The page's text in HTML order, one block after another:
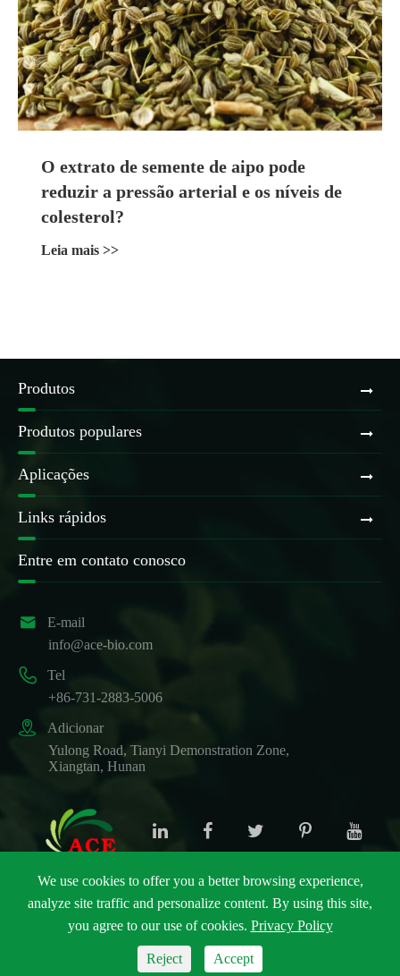
O extrato de semente de aipo pode
reduzir a pressão arterial e os níveis de
colesterol?
Leia mais >>
Produtos
Produtos populares
Aplicações
Links rápidos
Entre em contato conosco

E-mail
info@ace-bio.com

Tel
+86-731-2883-5006

Adicionar
Yulong Road, Tianyi Demonstration Zone,
Xiangtan, Hunan
Direitos autorais ©ACE Biotechnology Co., Ltd.Todos
os direitos reservados.
Política de Privacidade
We use cookies to offer you a better browsing experience,
analyze site traffic and personalize content. By using this site,
you agree to our use of cookies. Privacy Policy
Reject Accept